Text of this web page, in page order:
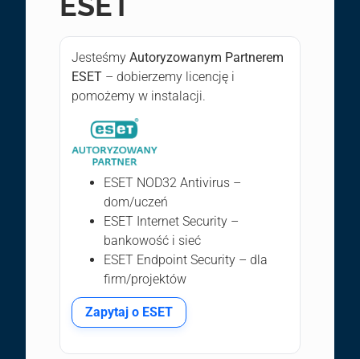
Jesteśmy Autoryzowanym Partnerem
ESET – dobierzemy licencję i
pomożemy w instalacji.
ESET NOD32 Antivirus –
dom/uczeń
ESET Internet Security –
bankowość i sieć
ESET Endpoint Security – dla
firm/projektów
Zapytaj o ESET